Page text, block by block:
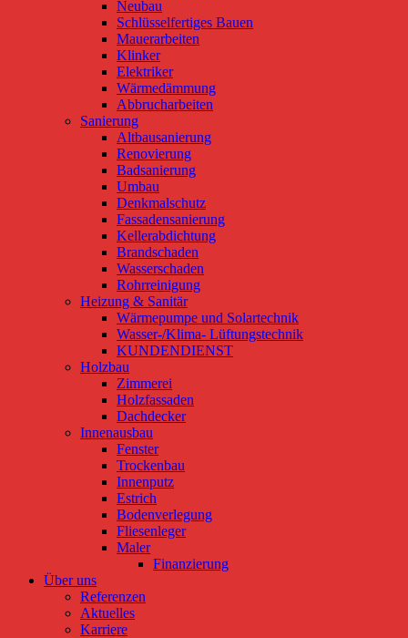
Neubau
Schlüsselfertiges Bauen
Mauerarbeiten
Klinker
Elektriker
Wärmedämmung
Abbrucharbeiten
Sanierung
Altbausanierung
Renovierung
Badsanierung
Umbau
Denkmalschutz
Fassadensanierung
Kellerabdichtung
Brandschaden
Wasserschaden
Rohrreinigung
Heizung & Sanitär
Wärmepumpe und Solartechnik
Wasser-/Klima- Lüftungstechnik
KUNDENDIENST
Holzbau
Zimmerei
Holzfassaden
Dachdecker
Innenausbau
Fenster
Trockenbau
Innenputz
Estrich
Bodenverlegung
Fliesenleger
Maler
Finanzierung
Über uns
Referenzen
Aktuelles
Karriere